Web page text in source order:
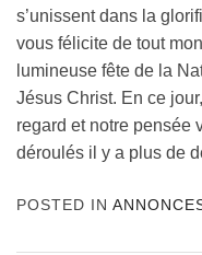
s’unissent dans la
vous félicite de tout
lumineuse fête de la
Jésus Christ. En ce
regard et notre pensée
déroulés il y a plus de
POSTED IN